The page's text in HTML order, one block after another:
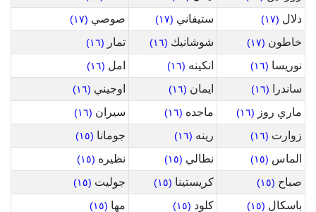
دلال (١٧) ستيفاني (١٧) صوصي (١٧)
خاطون (١٧) شوشانيك (١٦) تمار (١٦)
نوريسا (١٦) انكينه (١٦) امل (١٦)
ساندرا (١٦) ايمان (١٦) اوجيني (١٦)
ماري روز (١٦) ماجده (١٦) سيران (١٦)
زوارت (١٦) رينه (١٦) جومانا (١٥)
الماس (١٥) نطالي (١٥) نظيره (١٥)
صباح (١٥) كريستينا (١٥) جوليت (١٥)
باسكال (١٥) كلود (١٥) مها (١٥)